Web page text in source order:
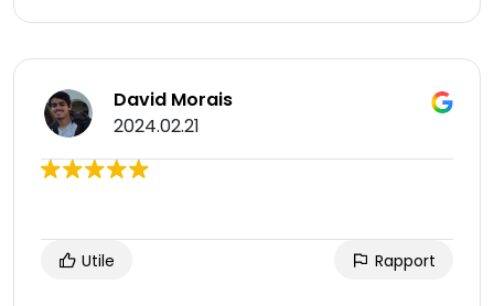
David Morais
2024.02.21
Utile Rapport